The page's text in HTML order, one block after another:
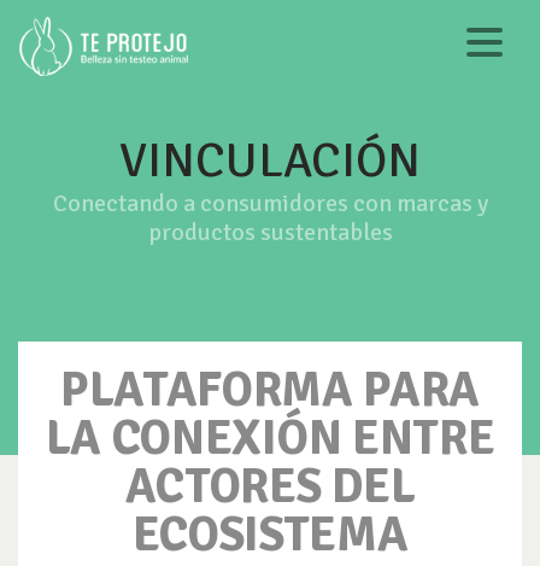
VINCULACIÓN
Conectando a consumidores con marcas y
productos sustentables
PLATAFORMA PARA
LA CONEXIÓN ENTRE
ACTORES DEL
ECOSISTEMA